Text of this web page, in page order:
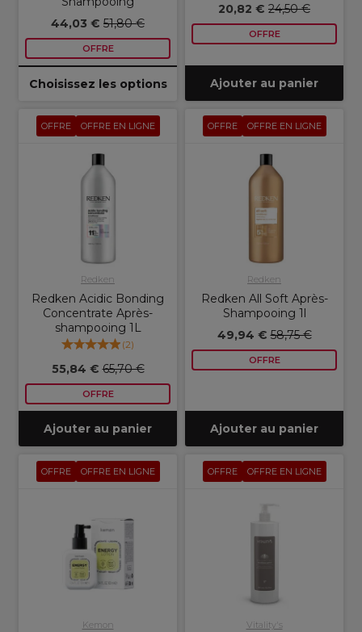
44,03 € 51,80 €
OFFRE
Choisissez les options
20,82 € 24,50 €
OFFRE
Ajouter au panier
OFFRE OFFRE EN LIGNE
Redken
Redken Acidic Bonding
Concentrate Après-
shampooing 1L
(2)
55,84 €65,70 €
OFFRE
Ajouter au panier
OFFRE OFFRE EN LIGNE
Redken
Redken All Soft Après-
Shampooing 1l
49,94 €58,75 €
OFFRE
Ajouter au panier
OFFRE OFFRE EN LIGNE
Kemon
OFFRE OFFRE EN LIGNE
Vitality's